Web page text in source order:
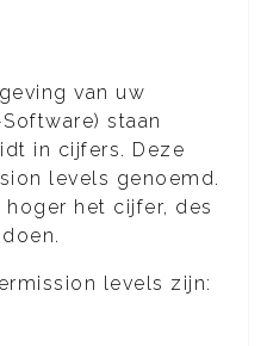
van uw
staan
in cijfers. Deze
levels genoemd.
het cijfer, des
levels zijn: